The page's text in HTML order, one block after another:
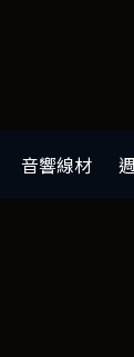
音響線材